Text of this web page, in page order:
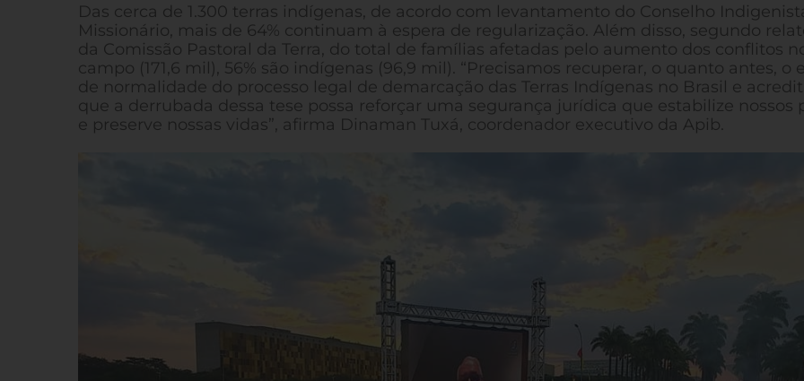
Das cerca de 1.300 terras indígenas, de acordo com levantamento do Conselho
Missionário, mais de 64% continuam à espera de regularização. Além disso, segundo
da Comissão Pastoral da Terra, do total de famílias afetadas pelo aumento dos conflitos
campo (171,6 mil), 56% são indígenas (96,9 mil). “Precisamos recuperar, o quanto antes, o
de normalidade do processo legal de demarcação das Terras Indígenas no Brasil e
que a derrubada dessa tese possa reforçar uma segurança jurídica que estabilize nossos
e preserve nossas vidas”, afirma Dinaman Tuxá, coordenador executivo da Apib.